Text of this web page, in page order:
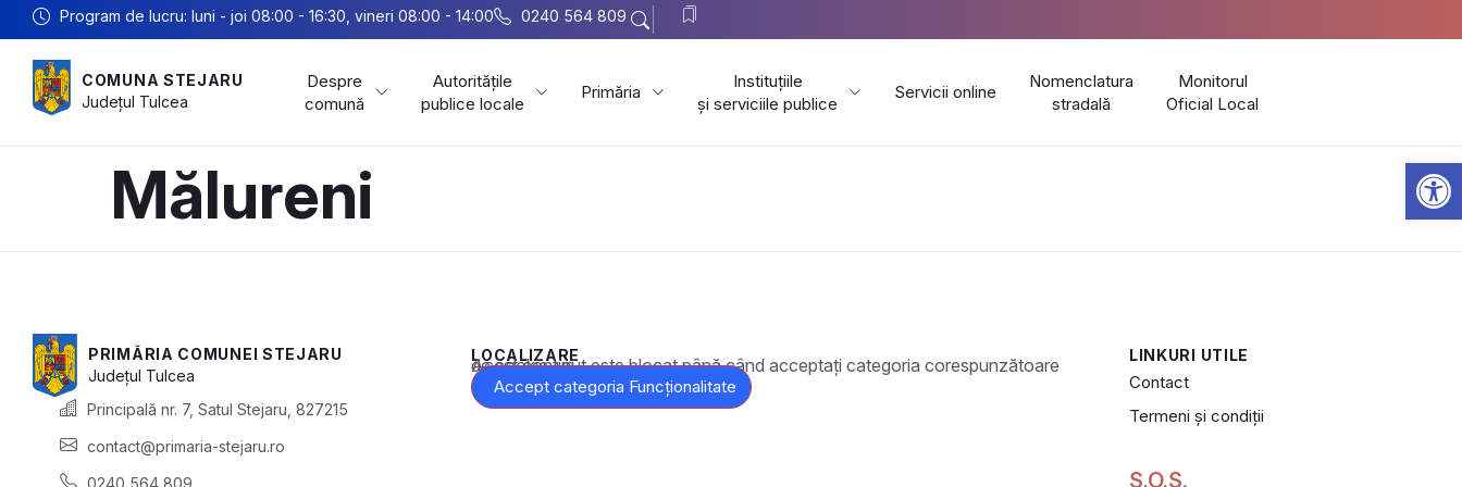
Program de lucru: luni - joi 08:00 - 16:30, vineri 08:00 - 14:00 0240 564 809
COMUNA STEJARU
Județul Tulcea
Despre
comună
Autoritățile
publice locale
Primăria
Instituțiile
și serviciile publice
Servicii online
Nomenclatura
stradală
Monitorul
Oficial Local
Mălureni
PRIMĂRIA COMUNEI STEJARU
Județul Tulcea
Principală nr. 7, Satul Stejaru, 827215
contact@primaria-stejaru.ro
0240 564 809
LOCALIZARE
Acest conținut este blocat până când acceptați categoria corespunzătoare de cookie-uri.
Accept categoria Funcționalitate
LINKURI UTILE
Contact
Termeni și condiții
S.O.S.